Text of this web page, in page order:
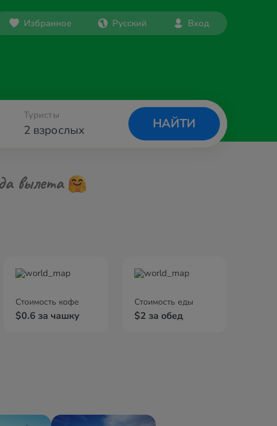
Избранное Русский Вход
2 взрослых
Туристы
НАЙТИ
вылета
Стоимость кофе
$0.6 за чашку
Стоимость еды
$2 за обед